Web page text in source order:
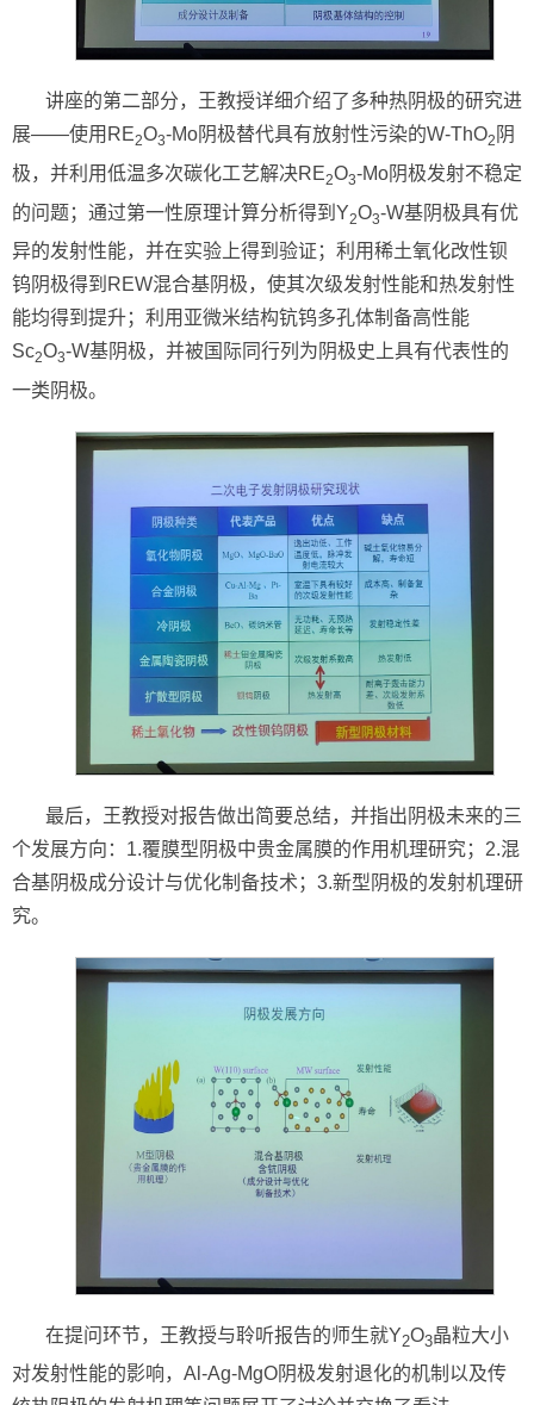
讲座的第二部分，王教授详细介绍了多种热阴极的研究进
展——使用RE2O3-Mo阴极替代具有放射性污染的W-ThO2 阴
极，并利用低温多次碳化工艺解决RE2O3-Mo阴极发射不稳定
的问题；通过第一性原理计算分析得到Y2O3-W基阴极具有优
异的发射性能，并在实验上得到验证；利用稀土氧化改性钡
钨阴极得到REW混合基阴极，使其次级发射性能和热发射性
能均得到提升；利用亚微米结构钪钨多孔体制备高性能
Sc2O3-W基阴极，并被国际同行列为阴极史上具有代表性的
一类阴极。
最后，王教授对报告做出简要总结，并指出阴极未来的三
个发展方向：1.覆膜型阴极中贵金属膜的作用机理研究；2.混
合基阴极成分设计与优化制备技术；3.新型阴极的发射机理研
究。
在提问环节，王教授与聆听报告的师生就Y2O3晶粒大小
对发射性能的影响，Al-Ag-MgO阴极发射退化的机制以及传